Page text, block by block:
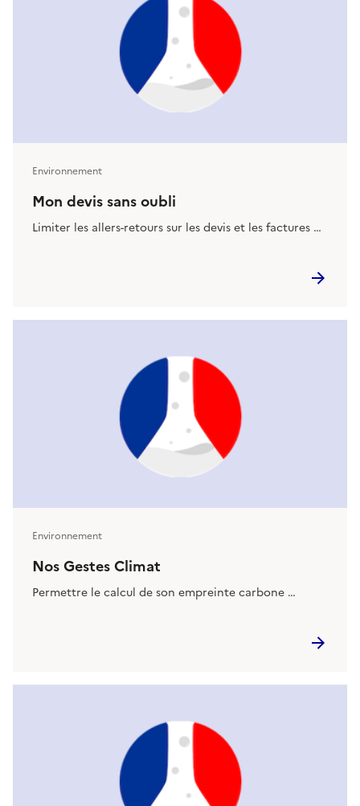
Environnement
Mon devis sans oubli
Limiter les allers-retours sur les devis et les factures …
Environnement
Nos Gestes Climat
Permettre le calcul de son empreinte carbone …